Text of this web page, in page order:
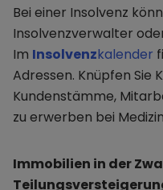
Bei einer Insolvenz
Insolvenzverwalter
Im Insolvenzkalender
Adressen. Knüpfen Sie
Kundenstämme,
zu erwerben bei
Immobilien in der